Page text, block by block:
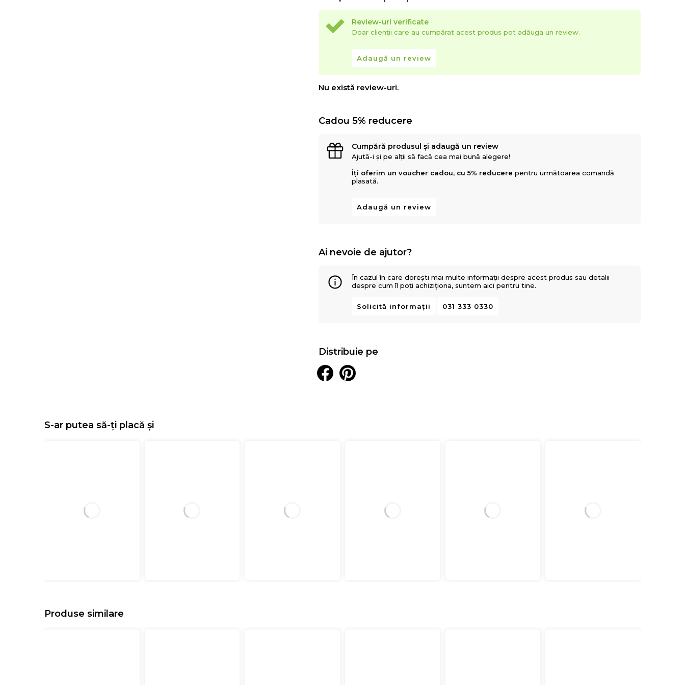
Review-uri verificate
Doar clienții care au cumpărat acest produs pot adăuga un review.
Adaugă un review
Nu există review-uri.
Cadou 5% reducere
Cumpără produsul și adaugă un review
Ajută-i și pe alții să facă cea mai bună alegere!
Îți oferim un voucher cadou, cu 5% reducere pentru următoarea comandă
plasată.
Adaugă un review
Ai nevoie de ajutor?
În cazul în care dorești mai multe informații despre acest produs sau detalii
despre cum îl poți achiziționa, suntem aici pentru tine.
Solicită informații 031 333 0330
Distribuie pe
S-ar putea să-ți placă și
Produse similare